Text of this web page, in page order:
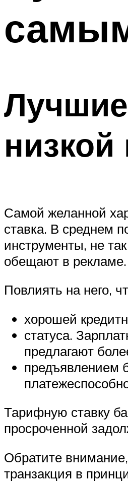
низкой
Самой желанной
ставка. В среднем
инструменты, не
обещают в
Повлиять на него,
хорошей
статуса.
предлагают
предъявлением
Тарифную ставку
просроченной
Обратите
транзакция в